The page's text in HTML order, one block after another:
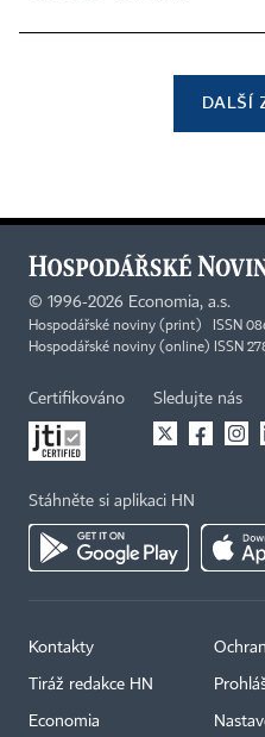
DALŠÍ
© 1996-2026 Economia, a.s.
Hospodářské noviny (print) ISSN
Hospodářské noviny (online) ISSN
Certifikováno Sledujte nás
Stáhněte si aplikaci HN
Kontakty
Tiráž redakce HN
Economia